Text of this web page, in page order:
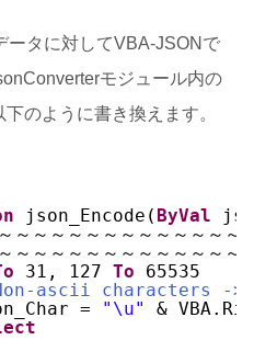
ータに対してVBA-JSONで
モジュール内の
のように書き換えます。
json_Encode( ByVal
～～～～～～～～～～～～～
～～～～～～～～～～～～～
31, 127 To
65535
ascii characters -
=
"\u"
&